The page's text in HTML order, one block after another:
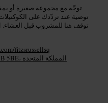
توجّه مع مجموعة صغيرة أو
توصية عند تردّدك على
توقف هنا للمشروب قبل
fitzsrussellsq
1-8 راسل سكوير، غريتر، لندن WC1B 5BE، المملكة المتحدة